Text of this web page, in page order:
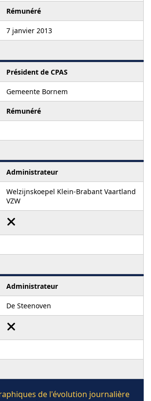
Rémunéré
7 janvier 2013
Président de CPAS
Gemeente Bornem
Rémunéré
Administrateur
Welzijnskoepel Klein-Brabant Vaartland
VZW
Administrateur
De Steenoven
de l'évolution journalière